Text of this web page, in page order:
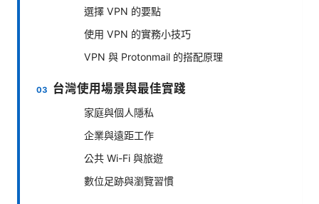
選擇 VPN 的要點
使用 VPN 的實務小技巧
VPN 與 Protonmail 的搭配原理
台灣使用場景與最佳實踐
家庭與個人隱私
企業與遠距工作
公共 Wi-Fi 與旅遊
數位足跡與瀏覽習慣